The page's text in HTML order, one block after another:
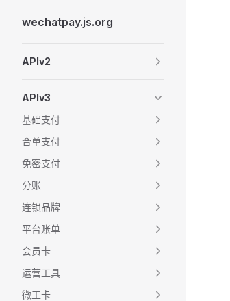
Skip to content
wechatpay.js.org
APIv2
APIv3
基础支付
合单支付
免密支付
分账
连锁品牌
平台账单
会员卡
运营工具
微工卡